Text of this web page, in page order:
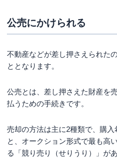
公売にかけられる
不動産などが差し押さえられた
ととなります。
公売とは、差し押さえた財産を
払うための手続きです。
売却の方法は主に2種類で、購入
と、オークション形式で最も高
る「競り売り（せりうり）」があ